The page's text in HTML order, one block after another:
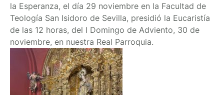
la Esperanza, el día 29 noviembre en la Facultad de
Teología San Isidoro de Sevilla, presidió la Eucaristía
de las 12 horas, del I Domingo de Adviento, 30 de
noviembre, en nuestra Real Parroquia.